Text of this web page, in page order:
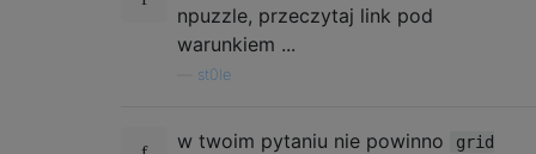
npuzzle, przeczytaj link pod
warunkiem ...
st0le
w twoim pytaniu nie powinno
grid